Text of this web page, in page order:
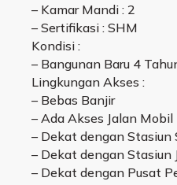
– Kamar Mandi : 2
– Sertifikasi : SHM
Kondisi :
– Bangunan Baru 4
Lingkungan Akses :
– Bebas Banjir
– Ada Akses Jalan Mobil
– Dekat dengan Stasiun
– Dekat dengan Stasiun
– Dekat dengan Pusat